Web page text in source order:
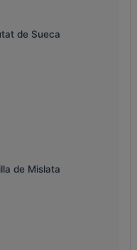
de Sueca
de Mislata